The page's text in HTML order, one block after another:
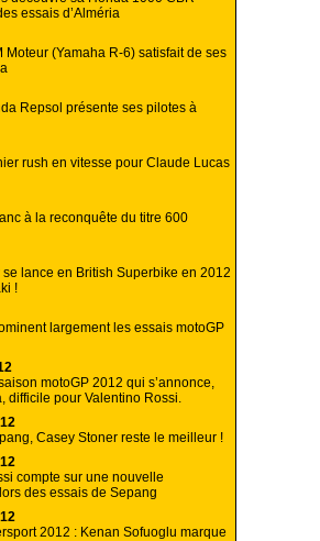
essais d’Alméria
Moteur (Yamaha R-6) satisfait de ses
Repsol présente ses pilotes à
rush en vitesse pour Claude Lucas
à la reconquête du titre 600
se lance en British Superbike en 2012
!
largement les essais motoGP
motoGP 2012 qui s’annonce,
difficile pour Valentino Rossi.
Casey Stoner reste le meilleur !
compte sur une nouvelle
des essais de Sepang
2012 : Kenan Sofuoglu marque